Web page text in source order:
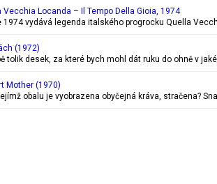
Vecchia Locanda ‎– Il Tempo Della Gioia, 1974
1974 vydává legenda italského progrocku Quella
(1972)
tolik desek, za které bych mohl dát ruku do ohně v
Mother (1970)
obalu je vyobrazena obyčejná kráva, stračena?